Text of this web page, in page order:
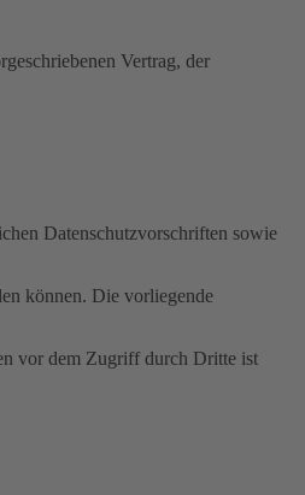
Vertrag, der
Datenschutzvorschriften sowie
können. Die vorliegende
vor dem Zugriff durch Dritte ist